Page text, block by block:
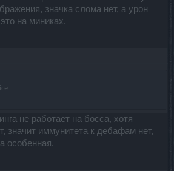
значка слома нет, а урон
на миниках.
не работает на босса, хотя
значит иммунитета к дебафам нет,
особенная.